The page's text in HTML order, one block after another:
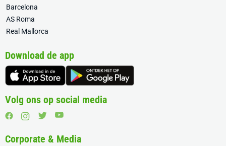
Barcelona
AS Roma
Real Mallorca
Download de app
Volg ons op social media
Corporate & Media